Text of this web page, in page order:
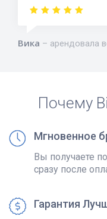
Вика арендовала
Почему
Мгновенное
Вы получаете
сразу после
Гарантия